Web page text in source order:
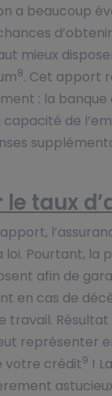
a beaucoup
mieux
8. Cet apport
: la banque
capacité de
le taux
loi. Pourtant, la
afin de
en cas de
travail.
représenter
votre crédit9 !